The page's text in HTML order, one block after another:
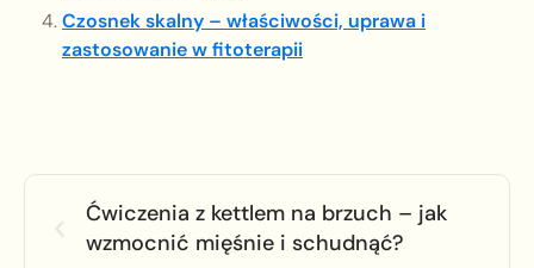
Czosnek skalny – właściwości, uprawa i
zastosowanie w fitoterapii
Ćwiczenia z kettlem na brzuch – jak
wzmocnić mięśnie i schudnąć?